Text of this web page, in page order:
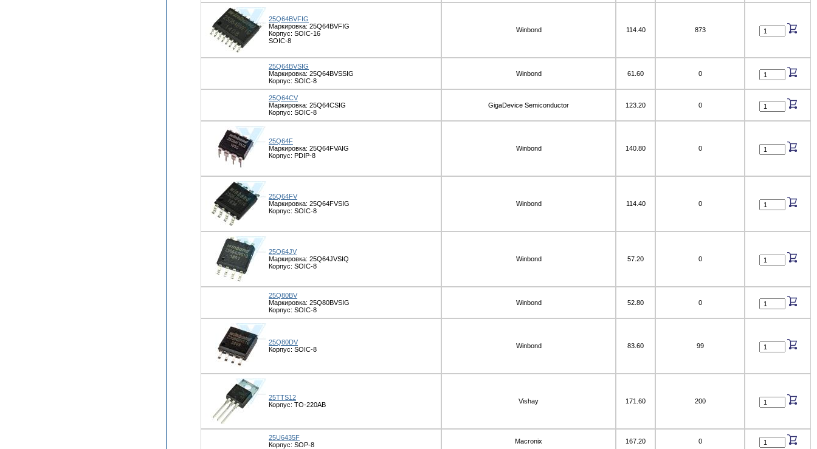
25Q64BVFIG
Маркировка: 25Q64BVFIG
Корпус: SOIC-16
SOIC-8
Winbond 114.40 873
25Q64BVSIG
Маркировка: 25Q64BVSSIG
Корпус: SOIC-8
Winbond 61.60 0
25Q64CV
Маркировка: 25Q64CSIG
Корпус: SOIC-8
GigaDevice Semiconductor 123.20 0
25Q64F
Маркировка: 25Q64FVAIG
Корпус: PDIP-8
Winbond 140.80 0
25Q64FV
Маркировка: 25Q64FVSIG
Корпус: SOIC-8
Winbond 114.40 0
25Q64JV
Маркировка: 25Q64JVSIQ
Корпус: SOIC-8
Winbond 57.20 0
25Q80BV
Маркировка: 25Q80BVSIG
Корпус: SOIC-8
Winbond 52.80 0
25Q80DV
Корпус: SOIC-8
Winbond 83.60 99
25TTS12
Корпус: TO-220AB
Vishay 171.60 200
25U6435F
Корпус: SOP-8
Macronix 167.20 0